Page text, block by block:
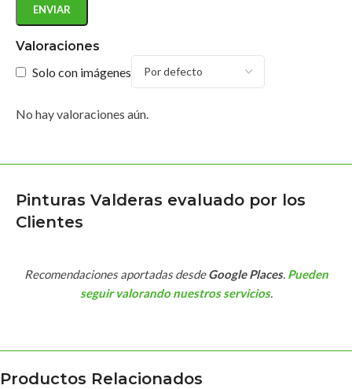
Valoraciones
Solo con imágenes
No hay valoraciones aún.
Pinturas Valderas evaluado por los
Clientes
Recomendaciones aportadas desdeGoogle Places. Pueden
seguir valorando nuestros servicios.
Productos Relacionados